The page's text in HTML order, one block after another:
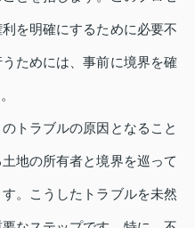
を明確にするために必要不
ためには、事前に境界を確
トラブルの原因となること
地の所有者と境界を巡って
。こうしたトラブルを未然